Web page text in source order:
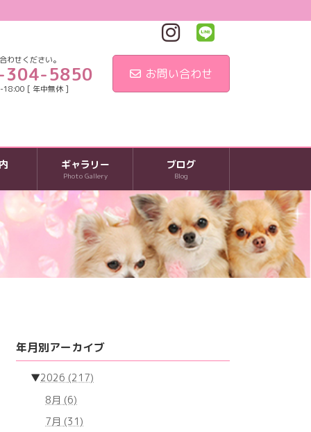
わせください。
304-5850
18:00 [ 年中無休 ]
お問い合わせ
ギャラリー
Photo Gallery
ブログ
Blog
年月別アーカイブ
▼2026 (217)
8月 (6)
7月 (31)